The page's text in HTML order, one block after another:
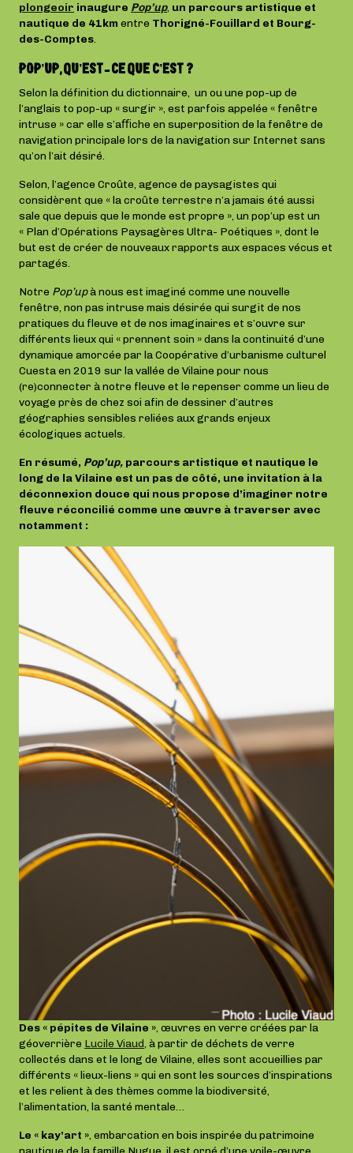
plongeoir inaugure Pop’up, un parcours artistique et
nautique de 41km entre Thorigné-Fouillard et Bourg-
des-Comptes.
POP’UP, QU’EST-CE QUE C’EST ?
Selon la définition du dictionnaire, un ou une pop-up de
l’anglais to pop-up « surgir », est parfois appelée « fenêtre
intruse » car elle s’aﬃche en superposition de la fenêtre de
navigation principale lors de la navigation sur Internet sans
qu’on l’ait désiré.
Selon, l’agence Croûte, agence de paysagistes qui
considèrent que « la croûte terrestre n’a jamais été aussi
sale que depuis que le monde est propre », un pop’up est un
« Plan d’Opérations Paysagères Ultra- Poétiques », dont le
but est de créer de nouveaux rapports aux espaces vécus et
partagés.
Notre Pop’upà nous est imaginé comme une nouvelle
fenêtre, non pas intruse mais désirée qui surgit de nos
pratiques du fleuve et de nos imaginaires et s’ouvre sur
différents lieux qui « prennent soin » dans la continuité d’une
dynamique amorcée par la Coopérative d’urbanisme culturel
Cuesta en 2019 sur la vallée de Vilaine pour nous
(re)connecter à notre fleuve et le repenser comme un lieu de
voyage près de chez soi afin de dessiner d’autres
géographies sensibles reliées aux grands enjeux
écologiques actuels.
En résumé, Pop’up, parcours artistique et nautique le
long de la Vilaine est un pas de côté, une invitation à la
déconnexion douce qui nous propose d’imaginer notre
fleuve réconcilié comme une œuvre à traverser avec
notamment :
Des « pépites de Vilaine », œuvres en verre créées par la
géoverrière Lucile Viaud, à partir de déchets de verre
collectés dans et le long de Vilaine, elles sont accueillies par
différents « lieux-liens » qui en sont les sources d’inspirations
et les relient à des thèmes comme la biodiversité,
l’alimentation, la santé mentale…
Le « kay’art », embarcation en bois inspirée du patrimoine